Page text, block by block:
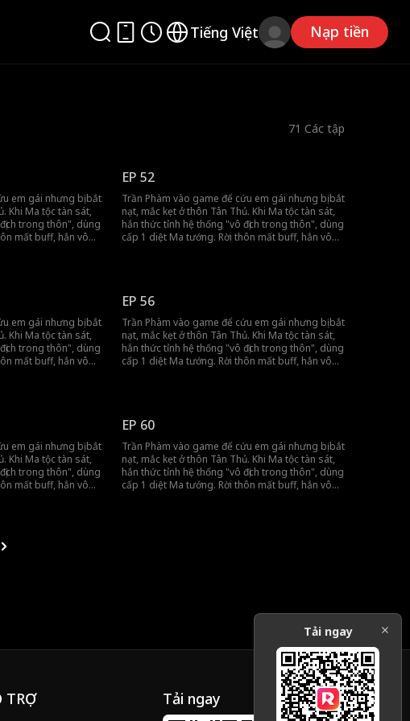
Tiếng Việt Nạp tiền
71 Các tập
em gái nhưng bị bắt
Khi Ma tộc tàn sát,
trong thôn", dùng
mất buff, hắn vô
EP 52
Trần Phàm vào game để cứu em gái nhưng bị bắt
nạt, mắc kẹt ở thôn Tân Thủ. Khi Ma tộc tàn sát,
hắn thức tỉnh hệ thống "vô địch trong thôn", dùng
cấp 1 diệt Ma tướng. Rời thôn mất buff, hắn vô
em gái nhưng bị bắt
Khi Ma tộc tàn sát,
trong thôn", dùng
mất buff, hắn vô
EP 56
Trần Phàm vào game để cứu em gái nhưng bị bắt
nạt, mắc kẹt ở thôn Tân Thủ. Khi Ma tộc tàn sát,
hắn thức tỉnh hệ thống "vô địch trong thôn", dùng
cấp 1 diệt Ma tướng. Rời thôn mất buff, hắn vô
em gái nhưng bị bắt
Khi Ma tộc tàn sát,
trong thôn", dùng
mất buff, hắn vô
EP 60
Trần Phàm vào game để cứu em gái nhưng bị bắt
nạt, mắc kẹt ở thôn Tân Thủ. Khi Ma tộc tàn sát,
hắn thức tỉnh hệ thống "vô địch trong thôn", dùng
cấp 1 diệt Ma tướng. Rời thôn mất buff, hắn vô
TRỢ Tải ngay
Tải ngay